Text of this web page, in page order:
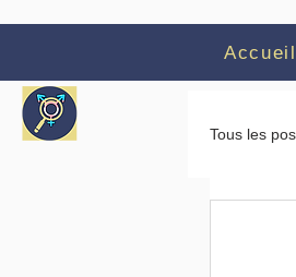
Accueil
Tous les